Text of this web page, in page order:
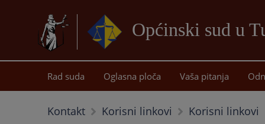
Općinski sud u
Rad suda Oglasna ploča Vaša pitanja
Kontakt Korisni linkovi Korisni linkovi